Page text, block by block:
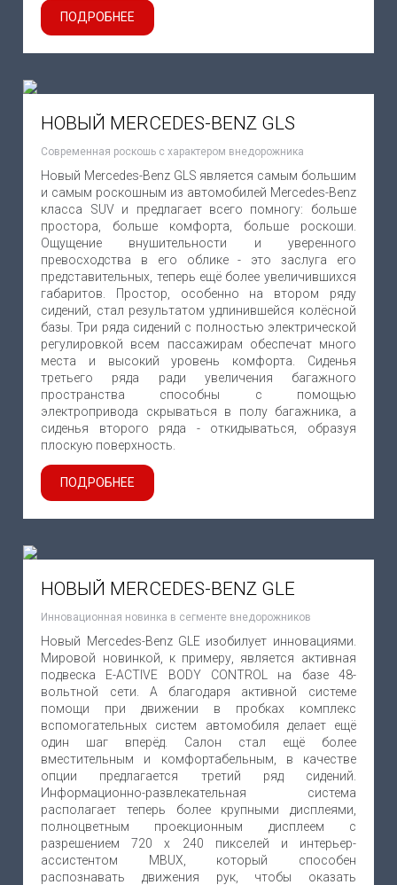
ПОДРОБНЕЕ
НОВЫЙ MERCEDES-BENZ GLS
Cовременная роскошь с характером внедорожника
Новый Mercedes-Benz GLS является самым большим
и самым роскошным из автомобилей Mercedes-Benz
класса SUV и предлагает всего помногу: больше
простора, больше комфорта, больше роскоши.
Ощущение внушительности и уверенного
превосходства в его облике - это заслуга его
представительных, теперь ещё более увеличившихся
габаритов. Простор, особенно на втором ряду
сидений, стал результатом удлинившейся колёсной
базы. Три ряда сидений с полностью электрической
регулировкой всем пассажирам обеспечат много
места и высокий уровень комфорта. Сиденья
третьего ряда ради увеличения багажного
пространства способны с помощью
электропривода скрываться в полу багажника, а
сиденья второго ряда - откидываться, образуя
плоскую поверхность.
ПОДРОБНЕЕ
НОВЫЙ MERCEDES-BENZ GLE
Инновационная новинка в сегменте внедорожников
Новый Mercedes-Benz GLE изобилует инновациями.
Мировой новинкой, к примеру, является активная
подвеска E-ACTIVE BODY CONTROL на базе 48-
вольтной сети. А благодаря активной системе
помощи при движении в пробках комплекс
вспомогательных систем автомобиля делает ещё
один шаг вперёд. Салон стал ещё более
вместительным и комфортабельным, в качестве
опции предлагается третий ряд сидений.
Информационно-развлекательная система
располагает теперь более крупными дисплеями,
полноцветным проекционным дисплеем с
разрешением 720 х 240 пикселей и интерьер-
ассистентом MBUX, который способен
распознавать движения рук, чтобы оказать